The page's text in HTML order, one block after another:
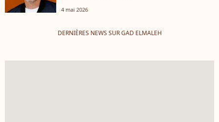
4 mai 2026
DERNIÈRES NEWS SUR GAD ELMALEH